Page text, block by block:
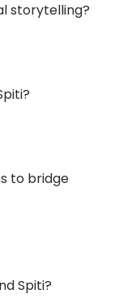
storytelling?
to bridge
Spiti?